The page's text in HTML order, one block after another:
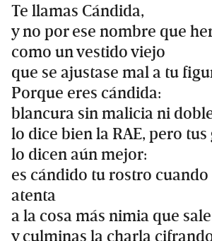
Te llamas Cándida,
y no por ese nombre que
como un vestido viejo
que se ajustase mal a tu
Porque eres cándida:
blancura sin malicia ni
lo dice bien la RAE, pero tus
lo dicen aún mejor:
es cándido tu rostro cuando
atenta
a la cosa más nimia que
y culminas la charla